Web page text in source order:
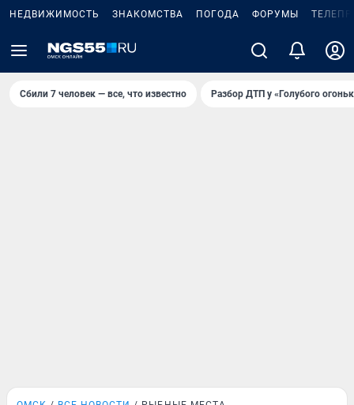
НЕДВИЖИМОСТЬ ЗНАКОМСТВА ПОГОДА ФОРУМЫ
Сбили 7 человек — все, что известно Разбор ДТП у «Голубого